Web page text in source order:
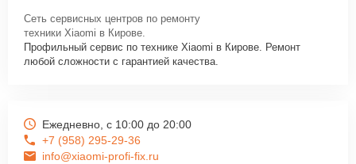
Сеть сервисных центров по ремонту
техники Xiaomi в Кирове.
Профильный сервис по технике Xiaomi в Кирове. Ремонт
любой сложности с гарантией качества.
Ежедневно, с 10:00 до 20:00
+7 (958) 295-29-36
info@xiaomi-profi-fix.ru